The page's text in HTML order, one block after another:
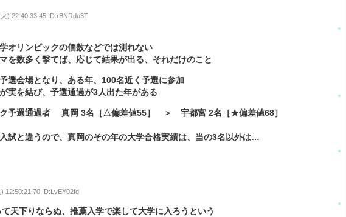
) 22:40:33.45 ID:rBNRdu3T
オリンピックの個数などでは測れない
を数多く撃てば、応じて結果が出る、それだけのこと
選会場となり、ある年、100名近く予選に参加
実を結び、予選通過が3人出た年がある
ク予選通過者 真岡 3名［△偏差値55］ ＞ 宇都宮 2名［★偏差値68］
試と違うので、真岡のその年の大学合格実績は、当の3名以外は…
12:50:21.70 ID:LvEY02fd
天下りならぬ、推薦入学で楽して大学に入ろうという